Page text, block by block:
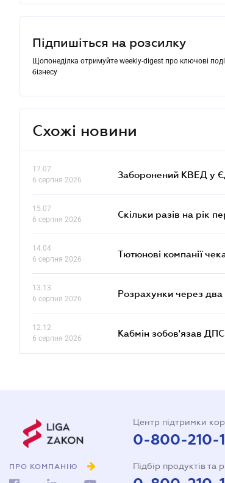
Підпишіться на розсилку
Щопонеділка отримуйте weekly-digest про ключові
бізнесу
Схожі новини
17.07
6 серпня 2026
Заборонений КВЕД у
15.07
6 серпня 2026
Скільки разів на рік
14.04
6 серпня 2026
Тютюнові компанії
13.13
6 серпня 2026
Розрахунки через два
12.12
6 серпня 2026
Кабмін зобов'язав ДПС
ПРО КОМПАНІЮ
Центр підтримки
0-800-210-
Підбір продуктів та